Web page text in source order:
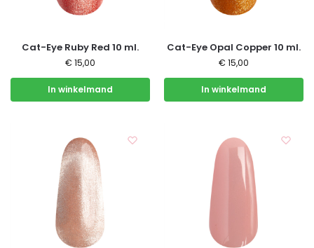
Cat-Eye Ruby Red 10 ml.
€ 15,00
In winkelmand
Cat-Eye Opal Copper 10 ml.
€ 15,00
In winkelmand